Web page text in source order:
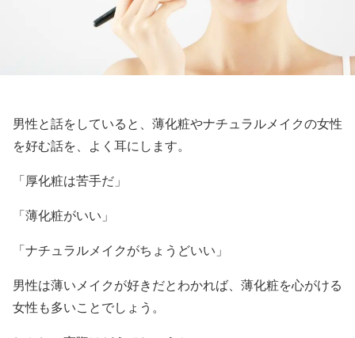
男性と話をしていると、薄化粧やナチュラルメイクの女性
を好む話を、よく耳にします。
「厚化粧は苦手だ」
「薄化粧がいい」
「ナチュラルメイクがちょうどいい」
男性は薄いメイクが好きだとわかれば、薄化粧を心がける
女性も多いことでしょう。